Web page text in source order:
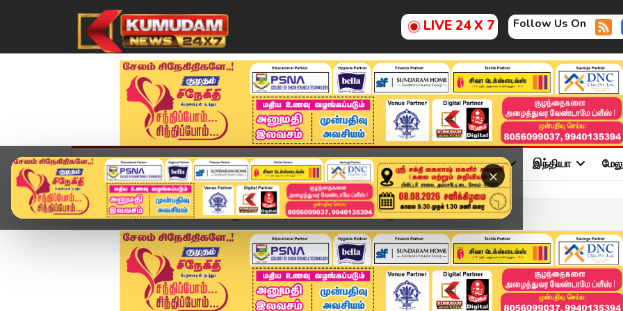
LIVE 24 X 7 Follow Us On
×
முகப்பு விளையாட்டு அண்மை தமிழ்நாடு சினிமா அரசியல் விளையாட்டு இந்தியா
Home வீடியோ ஸ்டோரி CM விஜய்யை சந்தித்த வைகோ.. வெளியான முக்கிய தகவல...